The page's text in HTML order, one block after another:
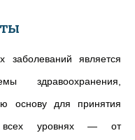
заболеваний является
здравоохранения,
основу для принятия
всех уровнях — от